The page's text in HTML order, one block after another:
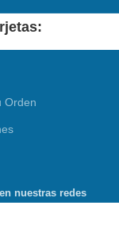
Orden
nuestras redes